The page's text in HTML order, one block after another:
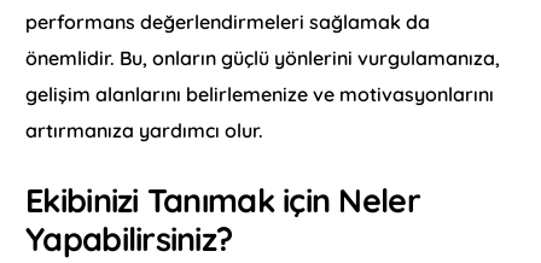
performans değerlendirmeleri sağlamak da
önemlidir. Bu, onların güçlü yönlerini vurgulamanıza,
gelişim alanlarını belirlemenize ve motivasyonlarını
artırmanıza yardımcı olur.
Ekibinizi Tanımak için Neler
Yapabilirsiniz?